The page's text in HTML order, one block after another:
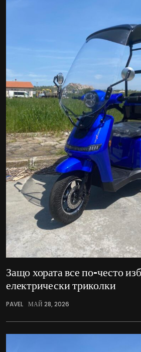
Защо хората все по-често
електрически триколки
PAVEL МАЙ 28, 2026